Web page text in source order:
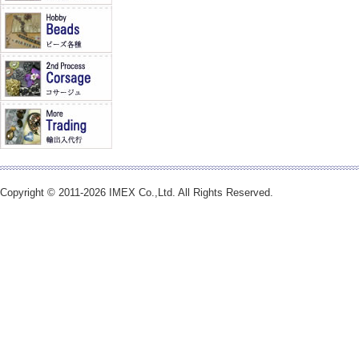
Copyright © 2011-2026 IMEX Co.,Ltd. All Rights Reserved.